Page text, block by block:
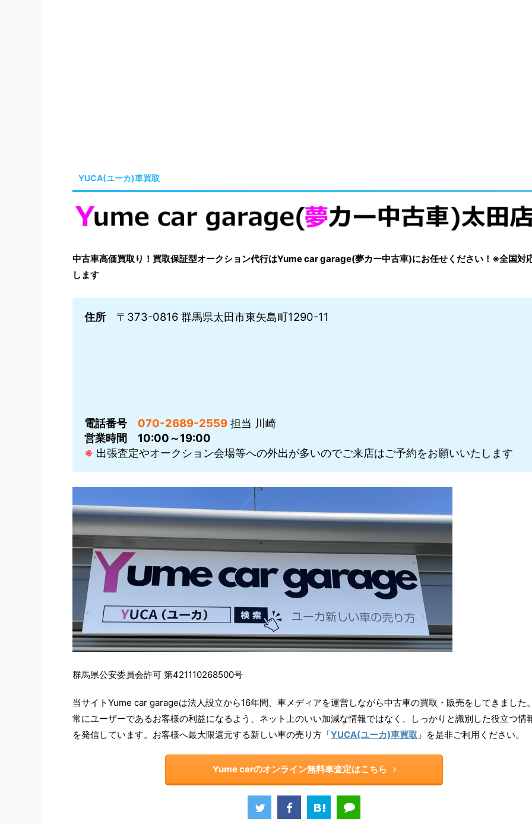
YUCA(ユーカ)車買取
中古車高価買取り！買取保証型オークション代行はYume car garage(夢カー中古車)にお任せください！※全国対
します
住所 〒373-0816 群馬県太田市東矢島町1290-11
電話番号 070-2689-2559 担当 川崎
営業時間
10:00～19:00
※ 出張査定やオークション会場等への外出が多いのでご来店はご予約をお願いいたします
群馬県公安委員会許可 第421110268500号
当サイトYume car garageは法人設立から16年間、車メディアを運営しながら中古車の買取・販売をしてきました
常にユーザーであるお客様の利益になるよう、ネット上のいい加減な情報ではなく、しっかりと識別した役立つ情
を発信しています。お客様へ最大限還元する新しい車の売り方「YUCA(ユーカ)車買取 」を是非ご利用ください。
Yume carのオンライン無料車査定はこちら